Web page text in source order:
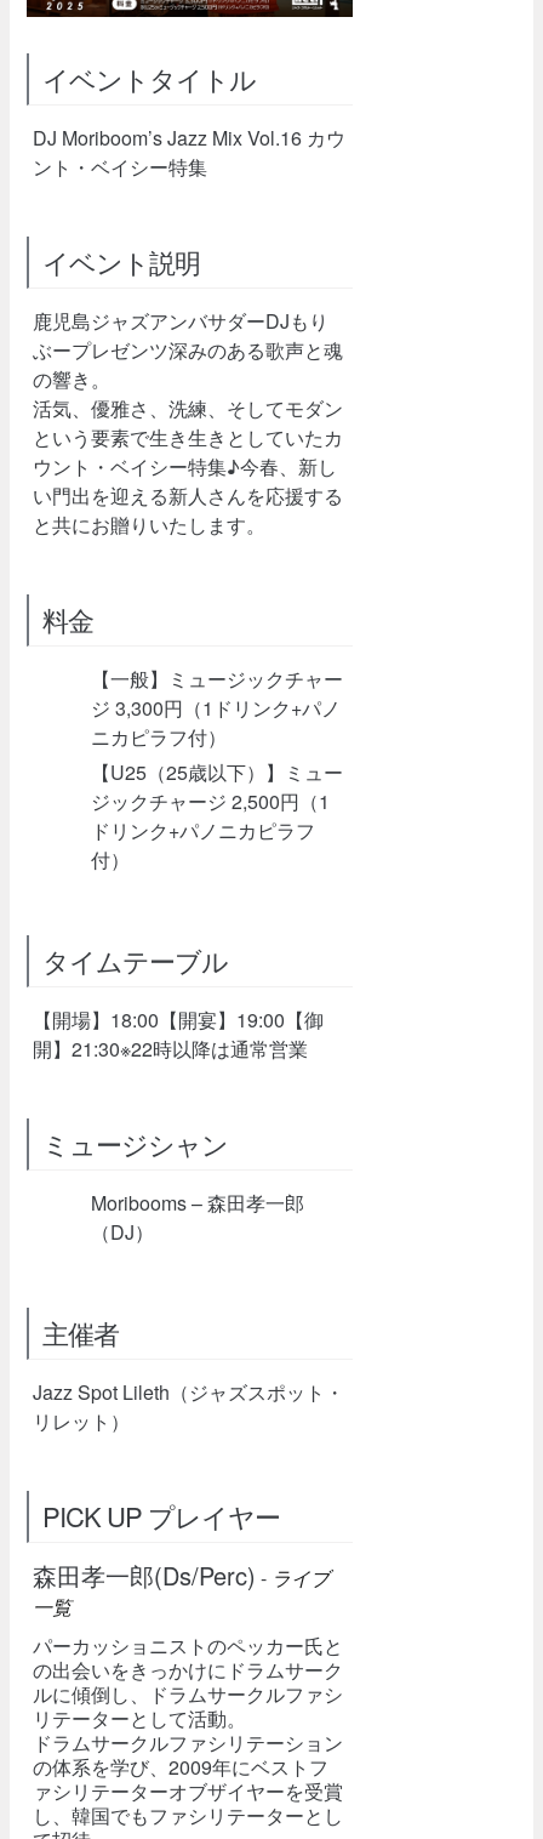
イベントタイトル
DJ Moriboom’s Jazz Mix Vol.16 カウ
ント・ベイシー特集
イベント説明
鹿児島ジャズアンバサダーDJもり
ぶープレゼンツ深みのある歌声と魂
の響き。
活気、優雅さ、洗練、そしてモダン
という要素で生き生きとしていたカ
ウント・ベイシー特集♪今春、新し
い門出を迎える新人さんを応援する
と共にお贈りいたします。
料金
【一般】ミュージックチャー
ジ 3,300円（1ドリンク+パノ
ニカピラフ付）
【U25（25歳以下）】ミュー
ジックチャージ 2,500円（1
ドリンク+パノニカピラフ
付）
タイムテーブル
【開場】18:00【開宴】19:00【御
開】21:30※22時以降は通常営業
ミュージシャン
Moribooms – 森田孝一郎
（DJ）
主催者
Jazz Spot Lileth（ジャズスポット・
リレット）
PICK UP プレイヤー
森田孝一郎(Ds/Perc) - ライブ
一覧
パーカッショニストのペッカー氏と
の出会いをきっかけにドラムサーク
ルに傾倒し、ドラムサークルファシ
リテーターとして活動。
ドラムサークルファシリテーション
の体系を学び、2009年にベストフ
ァシリテーターオブザイヤーを受賞
し、韓国でもファシリテーターとし